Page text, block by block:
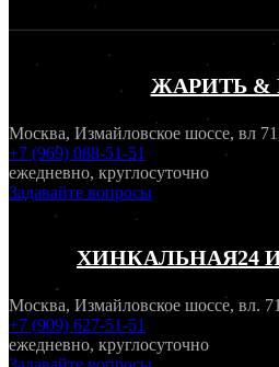
ЖАРИТЬ &
Москва, Измайловское шоссе, вл
+7 (969) 088-51-51
ежедневно, круглосуточно
Задавайте вопросы
ХИНКАЛЬНАЯ24
Москва, Измайловское шоссе, вл.
+7 (909) 627-51-51
ежедневно, круглосуточно